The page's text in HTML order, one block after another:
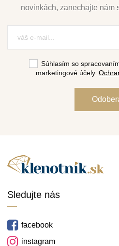
novinkách, zanechajte nám
Súhlasím so
marketingové účely.
Sledujte nás
facebook
instagram